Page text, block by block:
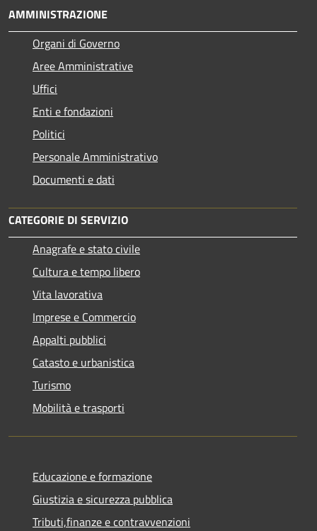
AMMINISTRAZIONE
Organi di Governo
Aree Amministrative
Uffici
Enti e fondazioni
Politici
Personale Amministrativo
Documenti e dati
CATEGORIE DI SERVIZIO
Anagrafe e stato civile
Cultura e tempo libero
Vita lavorativa
Imprese e Commercio
Appalti pubblici
Catasto e urbanistica
Turismo
Mobilità e trasporti
Educazione e formazione
Giustizia e sicurezza pubblica
Tributi,finanze e contravvenzioni